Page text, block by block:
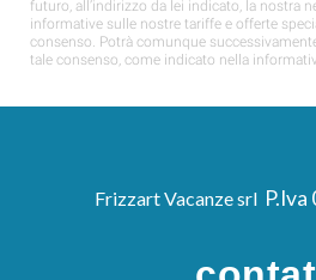
Frizzart Vacanze srl